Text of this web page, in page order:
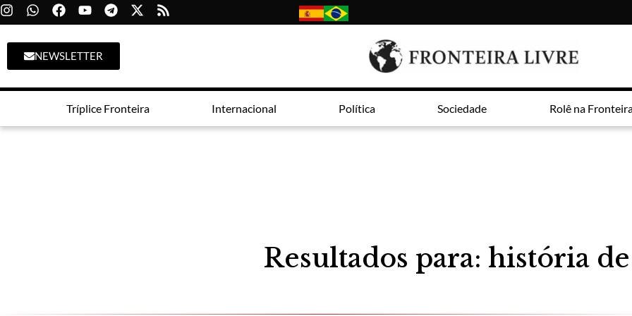
NEWSLETTER
Tríplice Fronteira Internacional Política Sociedade Rolê na
Resultados para: história